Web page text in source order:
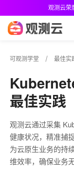
观测云荣
可观测学堂 最佳实
最佳实践
观测云通过采集
健康状况，精准捕
为云原生业务的持
维效率，确保业务